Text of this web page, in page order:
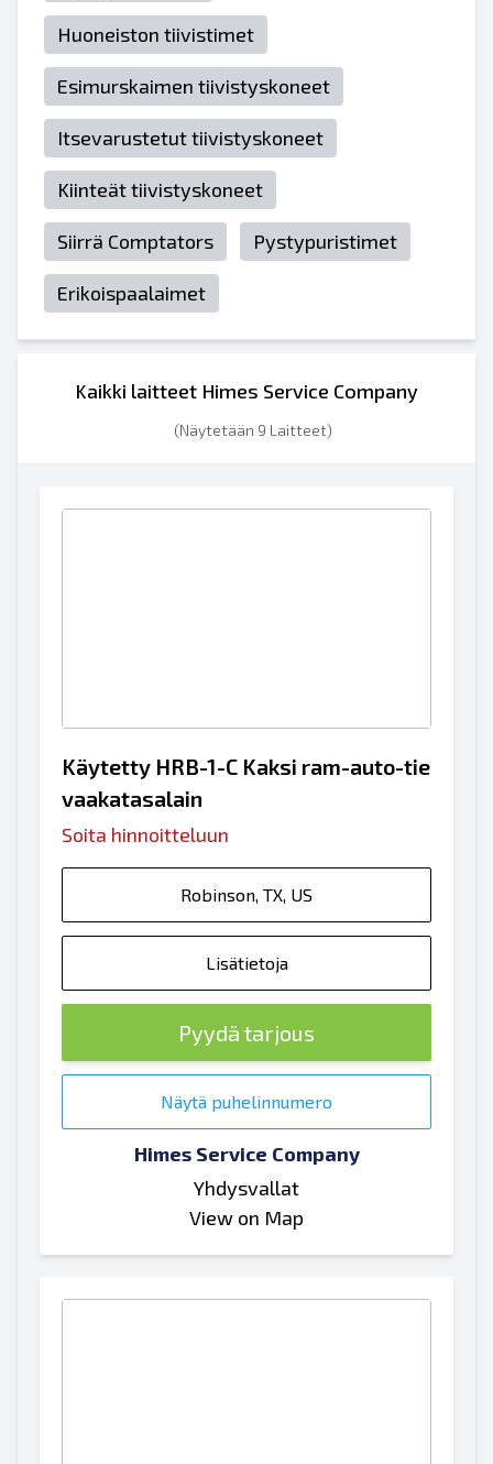
Huoneiston tiivistimet
Esimurskaimen tiivistyskoneet
Itsevarustetut tiivistyskoneet
Kiinteät tiivistyskoneet
Siirrä Comptators Pystypuristimet
Erikoispaalaimet
Kaikki laitteet Himes Service Company
(Näytetään 9 Laitteet)
Käytetty HRB-1-C Kaksi ram-auto-tie
vaakatasalain
Soita hinnoitteluun
Robinson, TX, US
Lisätietoja
Pyydä tarjous
Näytä puhelinnumero
Himes Service Company
Yhdysvallat
View on Map